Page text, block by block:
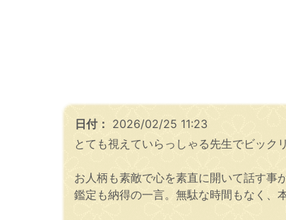
日付： 2026/02/25 11:23
とても視えていらっしゃる先生でビック
お人柄も素敵で心を素直に開いて話す事
鑑定も納得の一言。無駄な時間もなく、